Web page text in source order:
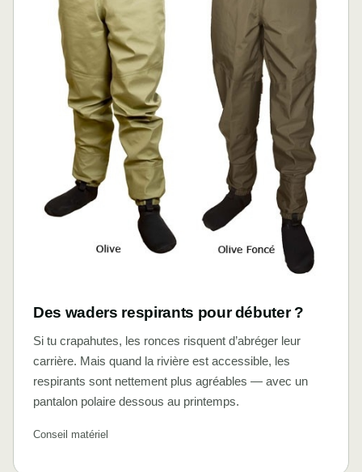
Des waders respirants pour débuter ?
Si tu crapahutes, les ronces risquent d’abréger leur
carrière. Mais quand la rivière est accessible, les
respirants sont nettement plus agréables — avec un
pantalon polaire dessous au printemps.
Conseil matériel